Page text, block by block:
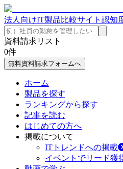
法人向けIT製品比較サイト 認知
資料請求リスト
0件
無料資料請求フォームへ
ホーム
製品を探す
ランキングから探す
記事を読む
はじめての方へ
掲載について
ITトレンドへの掲載
イベントでリード獲